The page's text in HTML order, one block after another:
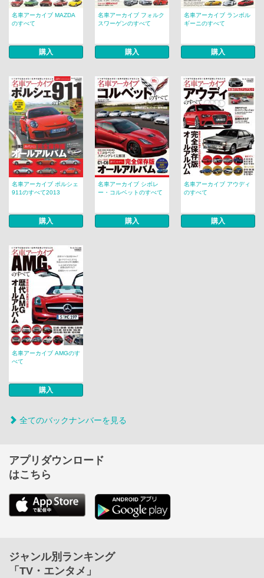
名車アーカイブ MAZDA
のすべて
購入
名車アーカイブ フォルク
スワーゲンのすべて
購入
名車アーカイブ ランボル
ギーニのすべて
購入
名車アーカイブ ポルシェ
911のすべて2013
購入
名車アーカイブ シボレ
ー・コルベットのすべて
購入
名車アーカイブ アウディ
のすべて
購入
名車アーカイブ AMGのす
べて
購入
全てのバックナンバーを見る
アプリダウンロード
はこちら
ジャンル別ランキング
「TV・エンタメ」